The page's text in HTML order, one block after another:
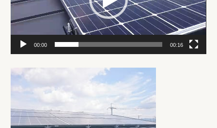
ー
ヤ
00:00 00:16